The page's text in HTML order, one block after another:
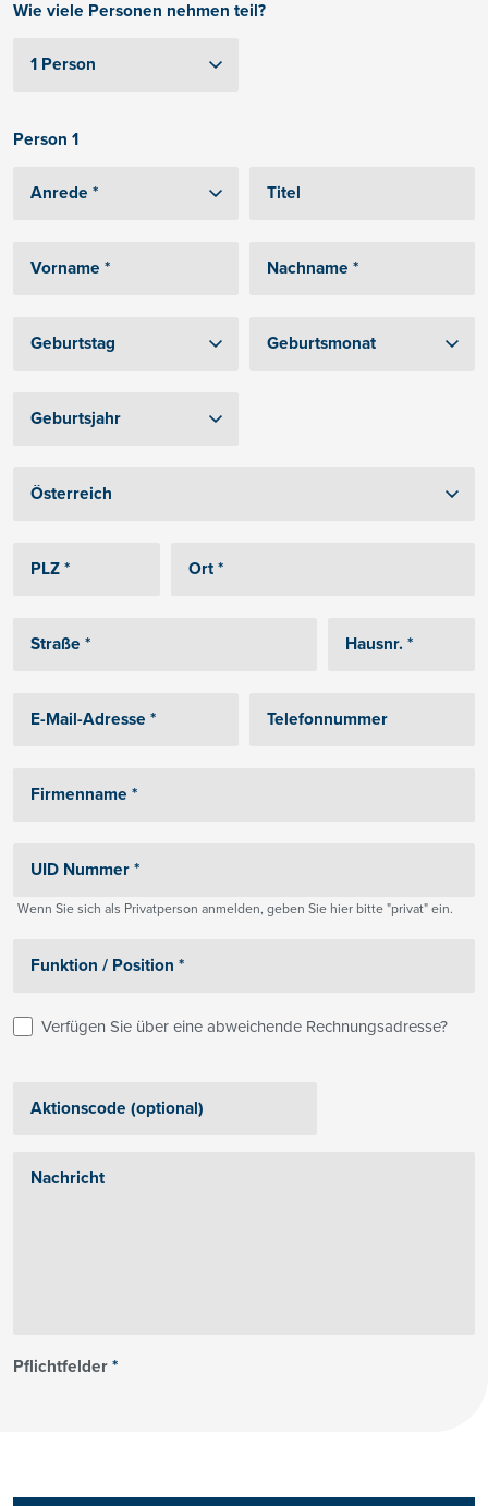
Wie viele Personen nehmen teil?
Person 1
Wenn Sie sich als Privatperson anmelden, geben Sie hier bitte "privat" ein.
Verfügen Sie über eine abweichende Rechnungsadresse?
Pflichtfelder*